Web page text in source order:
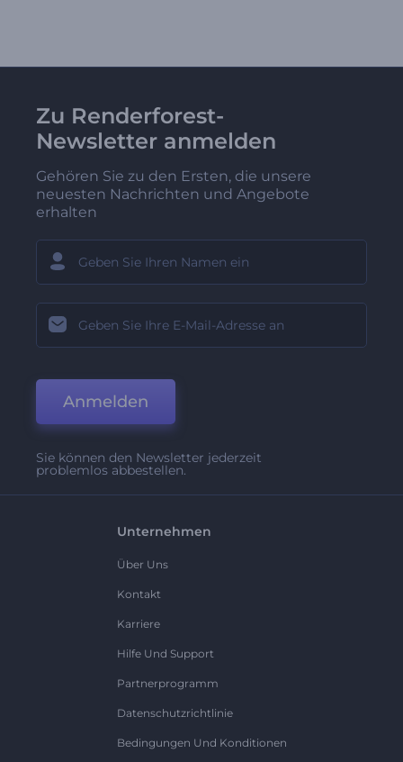
Zu Renderforest-
Newsletter anmelden
Gehören Sie zu den Ersten, die unsere
neuesten Nachrichten und Angebote
erhalten
Anmelden
Sie können den Newsletter jederzeit
problemlos abbestellen.
Unternehmen
Über Uns
Kontakt
Karriere
Hilfe Und Support
Partnerprogramm
Datenschutzrichtlinie
Bedingungen Und Konditionen